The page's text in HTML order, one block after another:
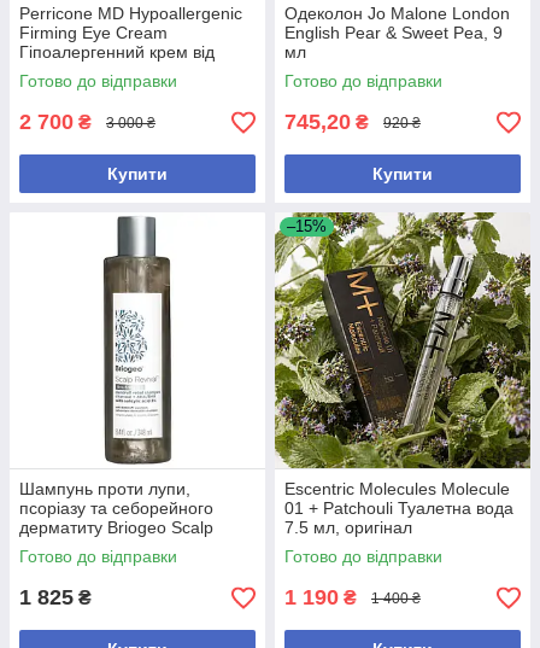
Perricone MD Hypoallergenic
Firming Eye Cream
Гіпоалергенний крем від
зморшок для шкіри навколо
очей 15 мл
Готово до відправки
2 700 ₴ 3 000 ₴
Купити
Одеколон Jo Malone London
English Pear & Sweet Pea, 9
мл
Готово до відправки
745,20 ₴ 920 ₴
Купити
Шампунь проти лупи,
псоріазу та себорейного
дерматиту Briogeo Scalp
Revival Dandruff Relief
Shampoo
Готово до відправки
1 825 ₴
–15%
Escentric Molecules Molecule
01 + Patchouli Туалетна вода
7.5 мл, оригінал
Готово до відправки
1 190 ₴ 1 400 ₴